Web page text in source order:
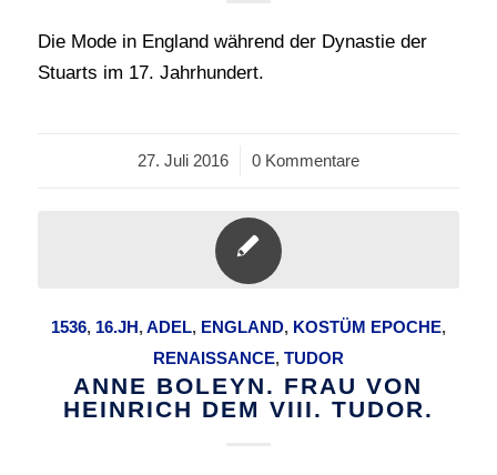
Die Mode in England während der Dynastie der
Stuarts im 17. Jahrhundert.
27. Juli 2016
/ 0 Kommentare
1536, 16.JH,ADEL, ENGLAND, KOSTÜM EPOCHE,
RENAISSANCE, TUDOR
ANNE BOLEYN. FRAU VON
HEINRICH DEM VIII. TUDOR.